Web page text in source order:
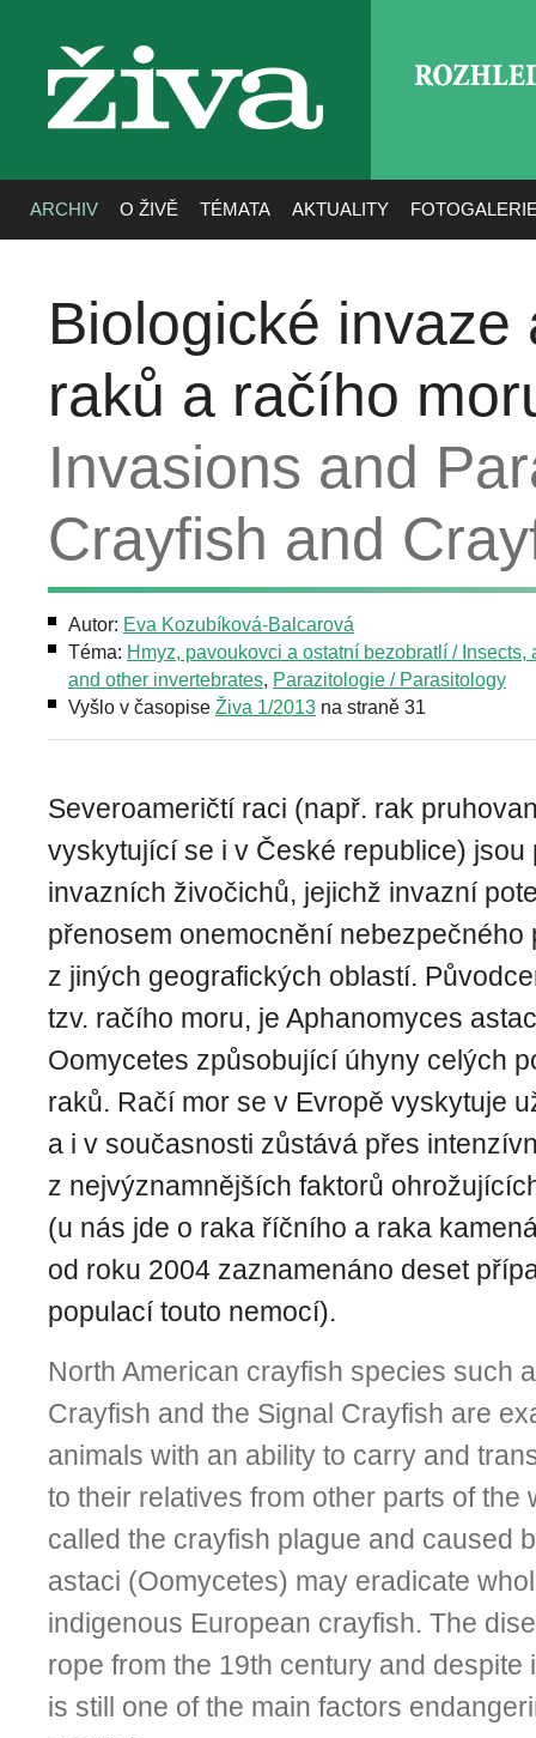
živa
ARCHIV O ŽIVĚ TÉMATA AKTUALITY
Biologické
raků a račího
Invasions and
Crayfish and
Autor: Eva Kozubíková-Balcarová
Téma: Hmyz, pavoukovci a ostatní bezobratlí / Insects,
and other invertebrates, Parazitologie / Parasitology
Vyšlo v časopise Živa 1/2013 na straně 31
Severoameričtí raci (např. rak
vyskytující se i v České republice) jsou
invazních živočichů, jejichž invazní
přenosem onemocnění nebezpečného
z jiných geografických oblastí.
tzv. račího moru, je Aphanomyces
Oomycetes způsobující úhyny celých
raků. Račí mor se v Evropě vyskytuje
a i v současnosti zůstává přes
z nejvýznamnějších faktorů
(u nás jde o raka říčního a raka
od roku 2004 zaznamenáno deset
populací touto nemocí).
North American crayfish species such
Crayfish and the Signal Crayfish are
animals with an ability to carry and
to their relatives from other parts of the
called the crayfish plague and caused
astaci (Oomycetes) may eradicate
indigenous Euro­pean crayfish. The
rope from the 19th century and despite
is still one of the main factors